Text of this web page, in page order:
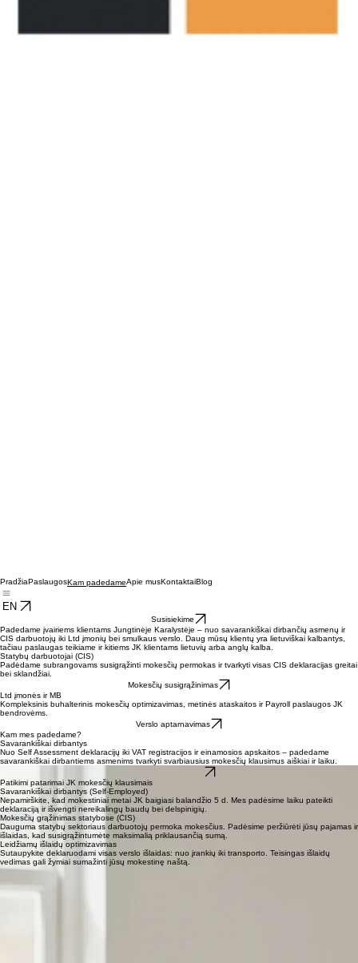
PradžiaPaslaugos
EN
Susisiekime
Padedame įvairiems klientams Jungtinėje Karalystėje – nuo savarankiškai dirbančių asmenų ir
CIS darbuotojų iki Ltd įmonių bei smulkaus verslo. Daug mūsų klientų yra lietuviškai kalbantys,
tačiau paslaugas teikiame ir kitiems JK klientams lietuvių arba anglų kalba.
Statybų darbuotojai (CIS)
Padėdame subrangovams susigrąžinti mokesčių permokas ir tvarkyti visas CIS deklaracijas greitai
bei sklandžiai.
Mokesčių susigrąžinimas
Ltd įmonės ir MB
Kompleksinis buhalterinis mokesčių optimizavimas, metinės ataskaitos ir Payroll paslaugos JK
bendrovėms.
Kam mes padedame?
Savarankiškai dirbantys
Nuo Self Assessment deklaracijų iki VAT registracijos ir einamosios apskaitos – padedame
savarankiškai dirbantiems asmenims tvarkyti svarbiausius mokesčių klausimus aiškiai ir laiku.
Sužinoti daugiau
Patikimi patarimai JK mokesčių klausimais
Savarankiškai dirbantys (Self-Employed)
Nepamirškite, kad mokestiniai metai JK baigiasi balandžio 5 d. Mes padėsime laiku pateikti
deklaraciją ir išvengti nereikalingų baudų bei delspinigių.
Mokesčių grąžinimas statybose (CIS)
Dauguma statybų sektoriaus darbuotojų permoka mokesčius. Padėsime peržiūrėti jūsų pajamas ir
išlaidas, kad susigrąžintumėte maksimalią priklausančią sumą.
Leidžiamų išlaidų optimizavimas
Sutaupykite deklaruodami visas verslo išlaidas: nuo įrankių iki transporto. Teisingas išlaidų